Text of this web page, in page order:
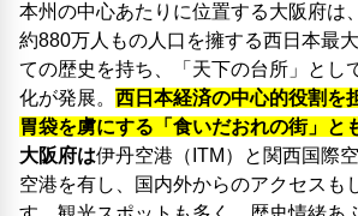
本州の中心あたりに位置する大阪府は
約880万人もの人口を擁する西日本最
ての歴史を持ち、「天下の台所」とし
化が発展。 西日本経済の中心的役割を
胃袋を虜にする「食いだおれの街」と
大阪府は伊丹空港（ITM）と関西国際
空港を有し、国内外からのアクセスも